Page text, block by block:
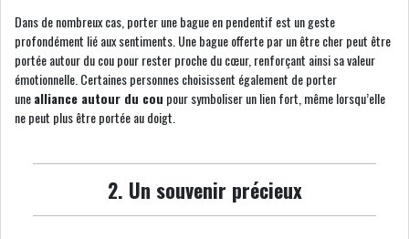
Dans de nombreux cas, porter une bague en pendentif est un geste
profondément lié aux sentiments. Une bague offerte par un être cher peut être
portée autour du cou pour rester proche du cœur, renforçant ainsi sa valeur
émotionnelle. Certaines personnes choisissent également de porter
unealliance autour du cou pour symboliser un lien fort, même lorsqu’elle
ne peut plus être portée au doigt.
2. Un souvenir précieux